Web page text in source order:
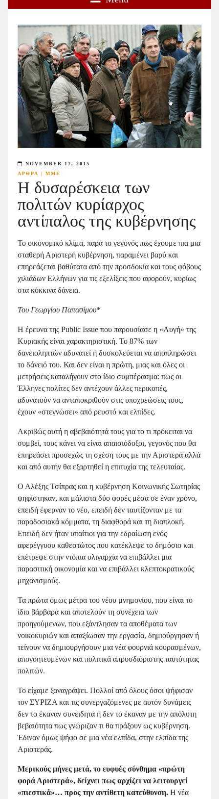
NOVEMBER 17, 2015
ΑΡΘΡΑ
| ΜΜΕ
Η δυσαρέσκεια των
πολιτών κυρίαρχος
αντίπαλος της κυβέρνησης
Το οικονομικό κλίμα, παρά το γεγονός πως έχουμε πια μια
σταθερή Αριστερή κυβέρνηση, παραμένει βαρύ και
επηρεάζεται βαθύτατα από την προσδοκία και τους φόβους
χιλιάδων Ελλήνων για τις εξελίξεις που αφορούν, κυρίως
στα κόκκινα δάνεια.
Του Γεωργίου Παπασίμου*
Η έρευνα της Public Issue που παρουσίασε η «Αυγή» της
Κυριακής είναι χαρακτηριστική. Το 87% των
δανειοληπτών αδυνατεί ή δυσκολεύεται να αποπληρώσει
το δάνειό του. Και δεν είναι η πρώτη, μιας και όλες οι
μετρήσεις καταλήγουν στο ίδιο συμπέρασμα: πως οι
Έλληνες πολίτες δεν αντέχουν άλλες περικοπές,
αδυνατούν να ανταποκριθούν στις υποχρεώσεις τους,
έχουν «στεγνώσει» από ρευστό και ελπίδες.
Ακριβώς αυτή η αβεβαιότητά τους για το τι πρόκειται να
συμβεί, τους κάνει να είναι απαισιόδοξοι, γεγονός που θα
επηρεάσει προσεχώς τη σχέση τους με την Αριστερά αλλά
και από αυτήν θα εξαρτηθεί η επιτυχία της τελευταίας.
Ο Αλέξης Τσίπρας και η κυβέρνηση Κοινωνικής Σωτηρίας
ψηφίστηκαν, και μάλιστα δύο φορές μέσα σε έναν χρόνο,
επειδή έφερναν το νέο, επειδή δεν ταυτίζονταν με τα
παραδοσιακά κόμματα, τη διαφθορά και τη διαπλοκή.
Επειδή δεν ήταν υπαίτιοι για την εδραίωση ενός
αφερέγγυου καθεστώτος που κατέκλεψε το δημόσιο και
επέτρεψε στην ντόπια ολιγαρχία να επιβάλλει μια
παρασιτική οικονομία και να επιβάλλει κλεπτοκρατικούς
μηχανισμούς.
Τα πρώτα όμως μέτρα του νέου μνημονίου, που είναι το
ίδιο βάρβαρα και αποτελούν τη συνέχεια των
προηγούμενων, που εξάντλησαν τα αποθέματα των
νοικοκυριών και απαξίωσαν την εργασία, δημιούργησαν ή
τείνουν να δημιουργήσουν μια νέα φουρνιά κουρασμένων,
απογοητευμένων και πολιτικά απροσδιόριστης ταυτότητας
πολιτών.
Το είχαμε ξαναγράψει. Πολλοί από όλους όσοι ψήφισαν
τον ΣΥΡΙΖΑ και τις συνεργαζόμενες με αυτόν δυνάμεις
δεν το έκαναν συνειδητά ή δεν το έκαναν με την απόλυτη
βεβαιότητα πως γνώριζαν τι θα πράξουν ως κυβέρνηση.
Έδιναν όμως ψήφο σε μια νέα ελπίδα, στην ελπίδα της
Αριστεράς.
Μερικούς μήνες μετά, το ευφυές σύνθημα «πρώτη
φορά Αριστερά», δείχνει πως αρχίζει να λειτουργεί
«πιεστικά»… προς την αντίθετη κατεύθυνση. Η νέα